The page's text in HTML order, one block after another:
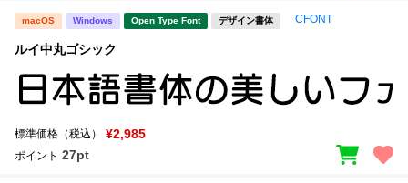
macOS Windows Open Type Font デザイン書体 CFONT
ルイ中丸ゴシック
標準価格（税込） ¥2,985
ポイント 27pt